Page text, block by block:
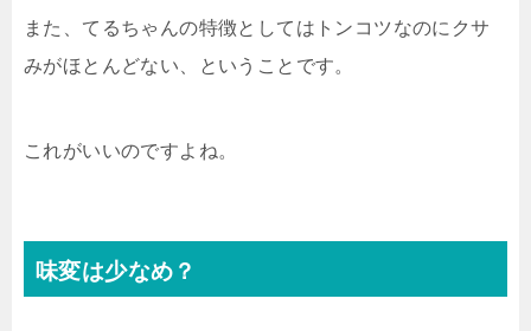
また、てるちゃんの特徴としてはトンコツなのにクサ
みがほとんどない、ということです。
これがいいのですよね。
味変は少なめ？